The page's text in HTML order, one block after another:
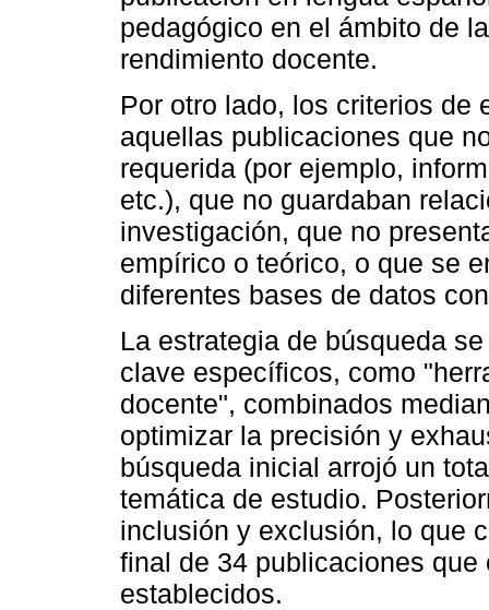
pedagógico en el ámbito de
rendimiento docente.
Por otro lado, los criterios de
aquellas publicaciones que
requerida (por ejemplo,
etc.), que no guardaban
investigación, que no
empírico o teórico, o que se
diferentes bases de datos
La estrategia de búsqueda
clave específicos, como
docente", combinados
optimizar la precisión y
búsqueda inicial arrojó un
temática de estudio.
inclusión y exclusión, lo que
final de 34 publicaciones
establecidos.